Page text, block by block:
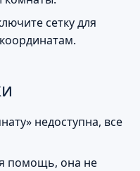
сетку для
недоступна, все
помощь, она не